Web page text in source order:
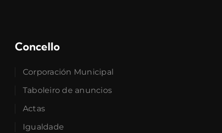
Concello
Corporación Municipal
Taboleiro de anuncios
Actas
Igualdade